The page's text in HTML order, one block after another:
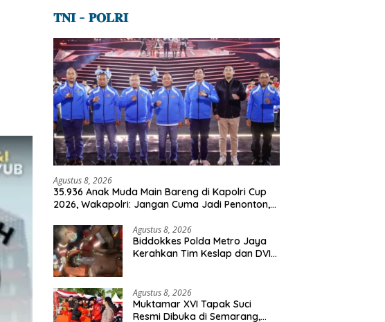
𝐓𝐍𝐈 – 𝐏𝐎𝐋𝐑𝐈
Agustus 8, 2026
35.936 Anak Muda Main Bareng di Kapolri Cup
2026, Wakapolri: Jangan Cuma Jadi Penonton,
Agustus 8, 2026
Biddokkes Polda Metro Jaya
Kerahkan Tim Keslap dan DVI
Agustus 8, 2026
Muktamar XVI Tapak Suci
Resmi Dibuka di Semarang,